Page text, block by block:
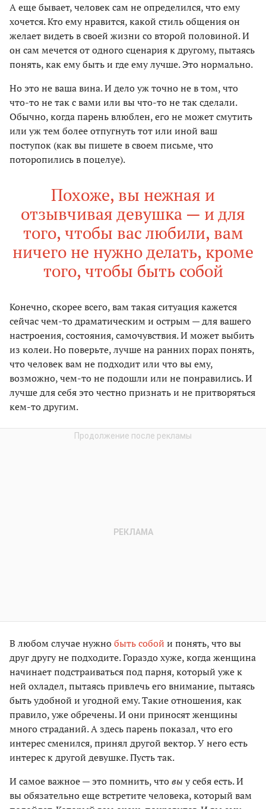
А еще бывает, человек сам не определился, что ему
хочется. Кто ему нравится, какой стиль общения он
желает видеть в своей жизни со второй половиной. И
он сам мечется от одного сценария к другому, пытаясь
понять, как ему быть и где ему лучше. Это нормально.
Но это не ваша вина. И дело уж точно не в том, что
что-то не так с вами или вы что-то не так сделали.
Обычно, когда парень влюблен, его не может смутить
или уж тем более отпугнуть тот или иной ваш
поступок (как вы пишете в своем письме, что
поторопились в поцелуе).
Похоже, вы нежная и
отзывчивая девушка — и для
того, чтобы вас любили, вам
ничего не нужно делать, кроме
того, чтобы быть собой
Конечно, скорее всего, вам такая ситуация кажется
сейчас чем-то драматическим и острым — для вашего
настроения, состояния, самочувствия. И может выбить
из колеи. Но поверьте, лучше на ранних порах понять,
что человек вам не подходит или что вы ему,
возможно, чем-то не подошли или не понравились. И
лучше для себя это честно признать и не притворяться
кем-то другим.
В любом случае нужнобыть собой и понять, что вы
друг другу не подходите. Гораздо хуже, когда женщина
начинает подстраиваться под парня, который уже к
ней охладел, пытаясь привлечь его внимание, пытаясь
быть удобной и угодной ему. Такие отношения, как
правило, уже обречены. И они приносят женщины
много страданий. А здесь парень показал, что его
интерес сменился, принял другой вектор. У него есть
интерес к другой девушке. Пусть так.
И самое важное — это помнить, чтовы у себя есть. И
вы обязательно еще встретите человека, который вам